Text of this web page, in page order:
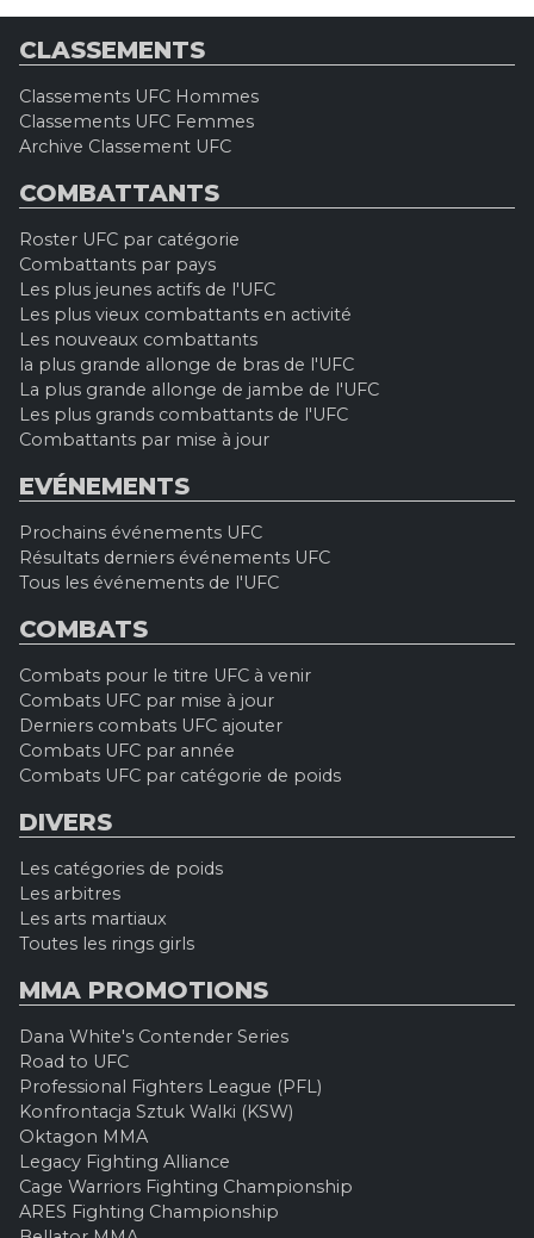
CLASSEMENTS
Classements UFC Hommes
Classements UFC Femmes
Archive Classement UFC
COMBATTANTS
Roster UFC par catégorie
Combattants par pays
Les plus jeunes actifs de l'UFC
Les plus vieux combattants en activité
Les nouveaux combattants
la plus grande allonge de bras de l'UFC
La plus grande allonge de jambe de l'UFC
Les plus grands combattants de l'UFC
Combattants par mise à jour
EVÉNEMENTS
Prochains événements UFC
Résultats derniers événements UFC
Tous les événements de l'UFC
COMBATS
Combats pour le titre UFC à venir
Combats UFC par mise à jour
Derniers combats UFC ajouter
Combats UFC par année
Combats UFC par catégorie de poids
DIVERS
Les catégories de poids
Les arbitres
Les arts martiaux
Toutes les rings girls
MMA PROMOTIONS
Dana White's Contender Series
Road to UFC
Professional Fighters League (PFL)
Konfrontacja Sztuk Walki (KSW)
Oktagon MMA
Legacy Fighting Alliance
Cage Warriors Fighting Championship
ARES Fighting Championship